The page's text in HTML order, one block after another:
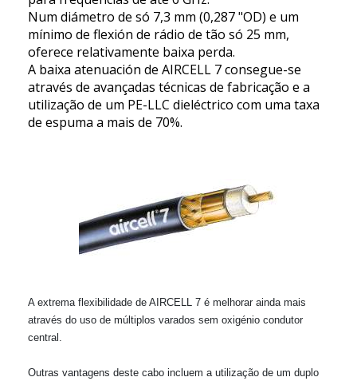
Num diámetro de só 7,3 mm (0,287 "OD) e um
mínimo de flexión de rádio de tão só 25 mm,
oferece relativamente baixa perda.
A baixa atenuación de AIRCELL 7 consegue-se
através de avançadas técnicas de fabricação e a
utilização de um PE-LLC dieléctrico com uma taxa
de espuma a mais de 70%.
A extrema flexibilidade de AIRCELL 7 é melhorar ainda mais
através do uso de múltiplos varados sem oxigénio condutor
central.
Outras vantagens deste cabo incluem a utilização de um duplo